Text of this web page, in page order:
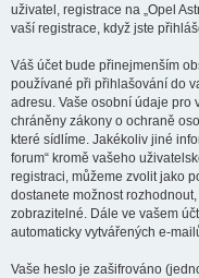
uživatel, registrace na „Opel
vaší registrace, když jste
Váš účet bude přinejmenším
používané při přihlašování do
adresu. Vaše osobní údaje pro
chráněny zákony o ochraně
které sídlíme. Jakékoliv jiné
forum“ kromě vašeho
registraci, můžeme zvolit jako
dostanete možnost
zobrazitelné. Dále ve vašem
automaticky vytvářených e-
Vaše heslo je zašifrováno